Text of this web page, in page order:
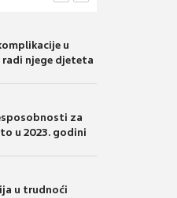
u
njege djeteta
za
u 2023. godini
u trudnoći